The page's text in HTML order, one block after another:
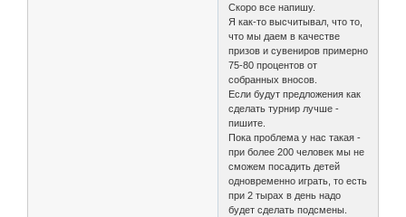
Скоро все напишу.
Я как-то высчитывал, что то,
что мы даем в качестве
призов и сувениров примерно
75-80 процентов от
собранных вносов.
Если будут предложения как
сделать турнир лучше -
пишите.
Пока проблема у нас такая -
при более 200 человек мы не
сможем посадить детей
одновременно играть, то есть
при 2 тырах в день надо
будет сделать подсмены.